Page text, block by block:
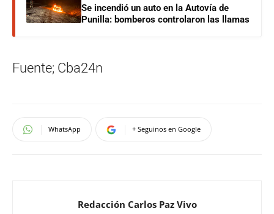
Se incendió un auto en la Autovía de
Punilla: bomberos controlaron las llamas
Fuente; Cba24n
WhatsApp + Seguinos en Google
Redacción Carlos Paz Vivo